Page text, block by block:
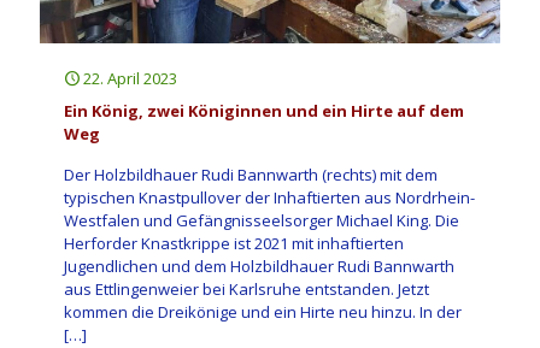
22. April 2023
Ein König, zwei Königinnen und ein Hirte auf dem
Weg
Der Holzbildhauer Rudi Bannwarth (rechts) mit dem
typischen Knastpullover der Inhaftierten aus Nordrhein-
Westfalen und Gefängnisseelsorger Michael King. Die
Herforder Knastkrippe ist 2021 mit inhaftierten
Jugendlichen und dem Holzbildhauer Rudi Bannwarth
aus Ettlingenweier bei Karlsruhe entstanden. Jetzt
kommen die Dreikönige und ein Hirte neu hinzu. In der
[…]